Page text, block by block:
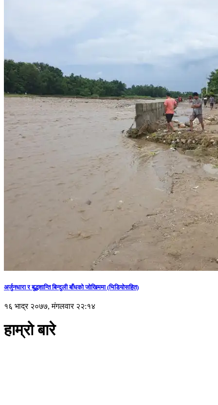
अर्जुनधारा र बुद्धशान्ति बिन्दुली बाँधको जोखिममा (भिडियाेसहित)
१६ भाद्र २०७७, मंगलवार २२:१४
हाम्रो बारे